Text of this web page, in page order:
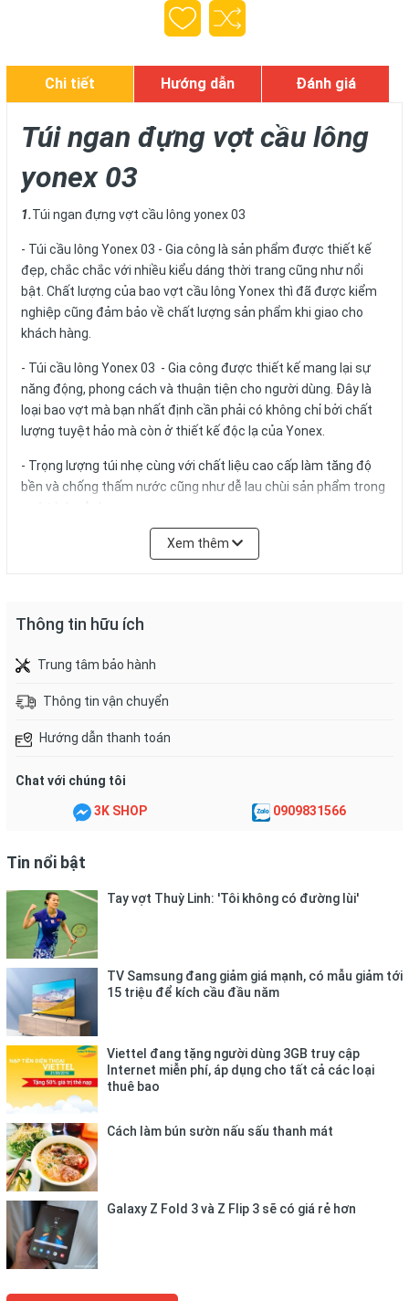
Chi tiết Hướng dẫn Đánh giá
Túi ngan đựng vợt cầu lông
yonex 03
1.Túi ngan đựng vợt cầu lông yonex 03
- Túi cầu lông Yonex 03 - Gia công là sản phẩm được thiết kế
đẹp, chắc chắc với nhiều kiểu dáng thời trang cũng như nổi
bật. Chất lượng của bao vợt cầu lông Yonex thì đã được kiểm
nghiệp cũng đảm bảo về chất lượng sản phẩm khi giao cho
khách hàng.
- Túi cầu lông Yonex 03 - Gia công được thiết kế mang lại sự
năng động, phong cách và thuận tiện cho người dùng. Đây là
loại bao vợt mà bạn nhất định cần phải có không chỉ bởi chất
lượng tuyệt hảo mà còn ở thiết kế độc lạ của Yonex.
- Trọng lượng túi nhẹ cùng với chất liệu cao cấp làm tăng độ
bền và chống thấm nước cũng như dễ lau chùi sản phẩm trong
- Ngoài ra, Yonex 03 - Gia công là mẫu túi cầu lông cá tính,
phong cách, bền bỉ, giá cả phải chăng phù hợp với cả nam lẫn
- Túi cầu lông Yonex 03 - Gia công có kích thước và các ngăn
+ Hai ngăn chính lớn rộng rãi, một ngăn dừng để chứa vợt tối
đa lên đến 6 cây, ngăn còn lại dùng để đựng quần áo, ống cầu,
+ Có ngăn đựng giày chuyên dụng chống ẩm.
+ Có thêm các ngăn nhỏ dùng để đựng phụ kiện và chai nước.
+ Có cả tay cầm đơn và dây đeo với thiết kế trẻ trung, tiện lợi
Xem thêm
Thông tin hữu ích
Trung tâm bảo hành
Thông tin vận chuyển
Hướng dẫn thanh toán
Chat với chúng tôi
3K SHOP 0909831566
Tin nổi bật
Tay vợt Thuỳ Linh: 'Tôi không có đường lùi'
TV Samsung đang giảm giá mạnh, có mẫu giảm tới
15 triệu để kích cầu đầu năm
Viettel đang tặng người dùng 3GB truy cập
Internet miễn phí, áp dụng cho tất cả các loại
thuê bao
Cách làm bún sườn nấu sấu thanh mát
Galaxy Z Fold 3 và Z Flip 3 sẽ có giá rẻ hơn